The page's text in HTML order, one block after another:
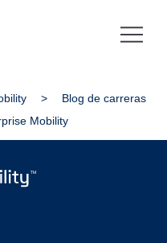
Blog de carreras
Mobility